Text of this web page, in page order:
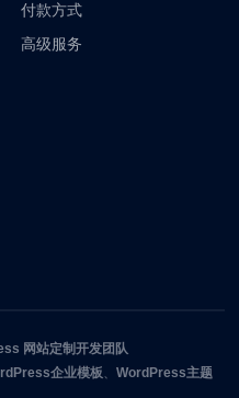
付款方式
高级服务
网站定制开发团队
企业模板 、WordPress主题